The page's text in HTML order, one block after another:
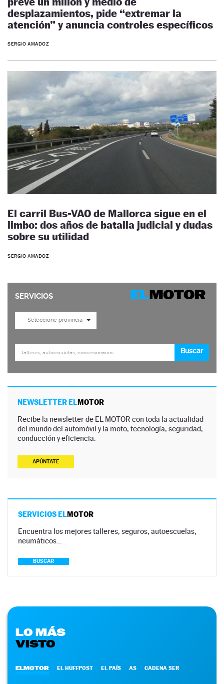
desplazamientos, pide “extremar la
atención” y anuncia controles específicos
SERGIO AMADOZ
El carril Bus-VAO de Mallorca sigue en el
limbo: dos años de batalla judicial y dudas
sobre su utilidad
SERGIO AMADOZ
NEWSLETTER ELMOTOR
Recibe la newsletter de EL MOTOR con toda la actualidad
del mundo del automóvil y la moto, tecnología, seguridad,
conducción y eficiencia.
APÚNTATE
SERVICIOS ELMOTOR
Encuentra los mejores talleres, seguros, autoescuelas,
neumáticos…
BUSCAR
LO MÁS
VISTO
ELMOTOR EL HUFFPOST EL PAÍS AS CADENA SER